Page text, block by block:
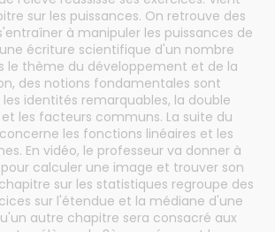
sur les puissances. On retrouve des
à manipuler les puissances de
écriture scientifique d'un nombre
le thème du développement et de la
des notions fondamentales sont
les identités remarquables, la double
les facteurs communs. La suite du
les fonctions linéaires et les
En vidéo, le professeur va donner à
calculer une image et trouver son
sur les statistiques regroupe des
sur l'étendue et la médiane d'une
autre chapitre sera consacré aux